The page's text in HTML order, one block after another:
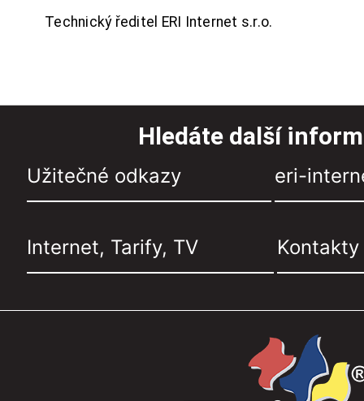
Technický ředitel ERI Internet s.r.o.
Hledáte další
Užitečné odkazy eri-
Internet, Tarify, TV Kontakty